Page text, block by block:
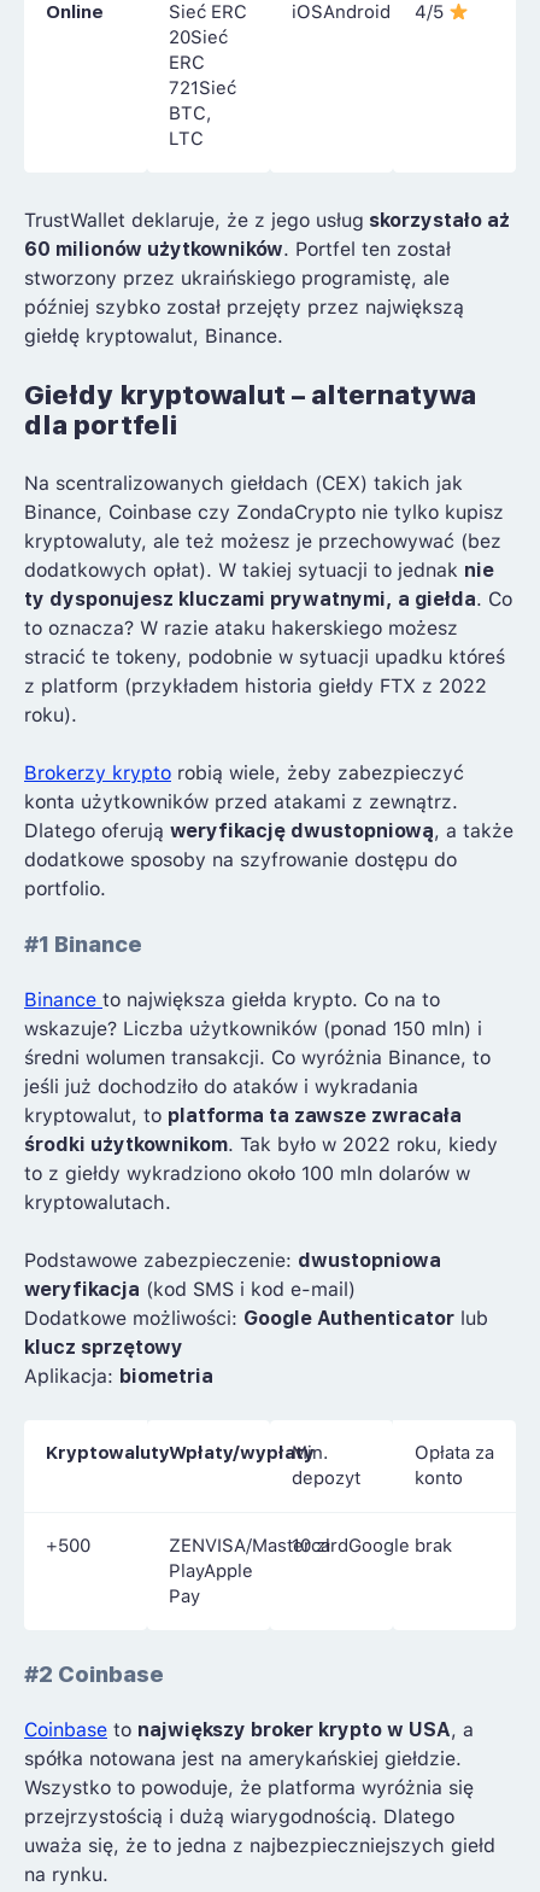
Online
Sieć ERC
20Sieć
ERC
721Sieć
BTC,
LTC
iOSAndroid 4/5
TrustWallet deklaruje, że z jego usług skorzystało aż
60 milionów użytkowników. Portfel ten został
stworzony przez ukraińskiego programistę, ale
później szybko został przejęty przez największą
giełdę kryptowalut, Binance.
Giełdy kryptowalut – alternatywa
dla portfeli
Na scentralizowanych giełdach (CEX) takich jak
Binance, Coinbase czy ZondaCrypto nie tylko kupisz
kryptowaluty, ale też możesz je przechowywać (bez
dodatkowych opłat). W takiej sytuacji to jednak nie
ty dysponujesz kluczami prywatnymi, a giełda. Co
to oznacza? W razie ataku hakerskiego możesz
stracić te tokeny, podobnie w sytuacji upadku któreś
z platform (przykładem historia giełdy FTX z 2022
roku).
Brokerzy krypto robią wiele, żeby zabezpieczyć
konta użytkowników przed atakami z zewnątrz.
Dlatego oferują weryfikację dwustopniową, a także
dodatkowe sposoby na szyfrowanie dostępu do
portfolio.
#1 Binance
Binance to największa giełda krypto. Co na to
wskazuje? Liczba użytkowników (ponad 150 mln) i
średni wolumen transakcji. Co wyróżnia Binance, to
jeśli już dochodziło do ataków i wykradania
kryptowalut, to platforma ta zawsze zwracała
środki użytkownikom. Tak było w 2022 roku, kiedy
to z giełdy wykradziono około 100 mln dolarów w
kryptowalutach.
Podstawowe zabezpieczenie: dwustopniowa
weryfikacja (kod SMS i kod e-mail)
Dodatkowe możliwości: Google Authenticator lub
klucz sprzętowy
Aplikacja: biometria
KryptowalutyWpłaty/wypłaty
Min.
depozyt
Opłata za
konto
+500
ZENVISA/MastercardGoogle
PlayApple
Pay
10 zł brak
#2 Coinbase
Coinbase to największy broker krypto w USA, a
spółka notowana jest na amerykańskiej giełdzie.
Wszystko to powoduje, że platforma wyróżnia się
przejrzystością i dużą wiarygodnością. Dlatego
uważa się, że to jedna z najbezpieczniejszych giełd
na rynku.